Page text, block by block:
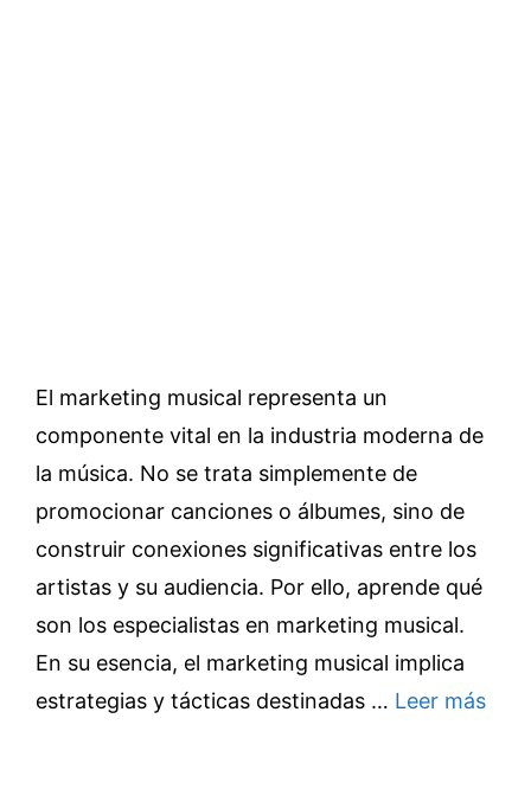
El marketing musical representa un
componente vital en la industria moderna de
la música. No se trata simplemente de
promocionar canciones o álbumes, sino de
construir conexiones significativas entre los
artistas y su audiencia. Por ello, aprende qué
son los especialistas en marketing musical.
En su esencia, el marketing musical implica
estrategias y tácticas destinadas … Leer más